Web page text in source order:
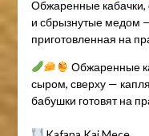
Обжаренные
и сбрызнутые медом
приготовленная на
Обжаренные
сыром, сверху —
бабушки готовят на